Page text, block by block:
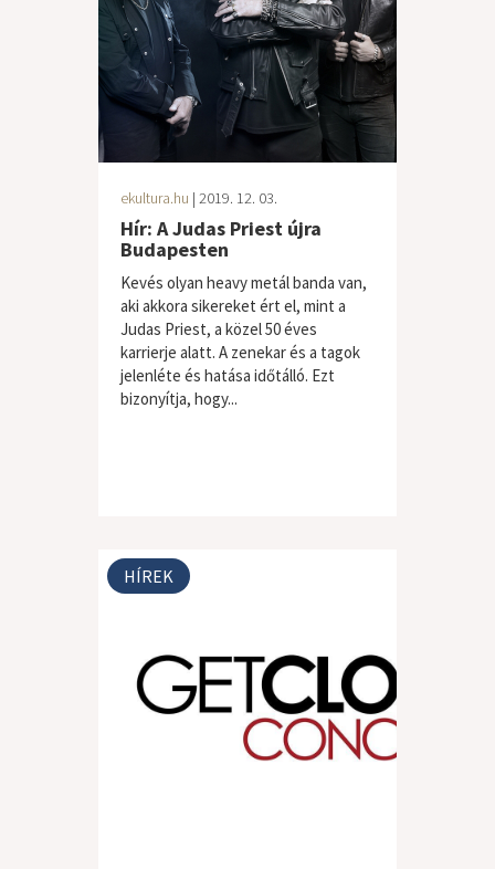
ekultura.hu | 2019. 12. 03.
Hír: A Judas Priest újra
Budapesten
Kevés olyan heavy metál banda van,
aki akkora sikereket ért el, mint a
Judas Priest, a közel 50 éves
karrierje alatt. A zenekar és a tagok
jelenléte és hatása időtálló. Ezt
bizonyítja, hogy...
HÍREK